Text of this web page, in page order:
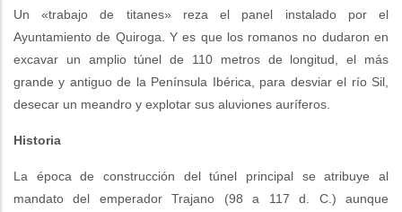
Un «trabajo de titanes» reza el panel instalado por el
Ayuntamiento de Quiroga. Y es que los romanos no dudaron en
excavar un amplio túnel de 110 metros de longitud, el más
grande y antiguo de la Península Ibérica, para desviar el río Sil,
desecar un meandro y explotar sus aluviones auríferos.
Historia
La época de construcción del túnel principal se atribuye al
mandato del emperador Trajano (98 a 117 d. C.) aunque